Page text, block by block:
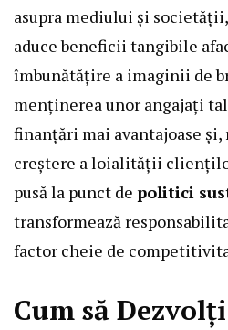
asupra mediului și societății,
aduce beneficii tangibile
îmbunătățire a imaginii de
menținerea unor angajați
finanțări mai avantajoase
creștere a loialității
pusă la punct de politici
transformează
factor cheie de
Cum să